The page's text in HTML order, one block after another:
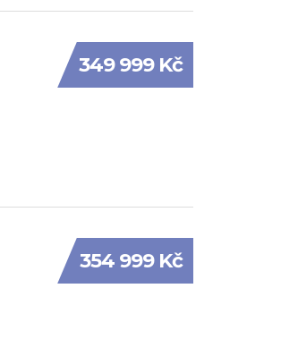
349 999 Kč
354 999 Kč